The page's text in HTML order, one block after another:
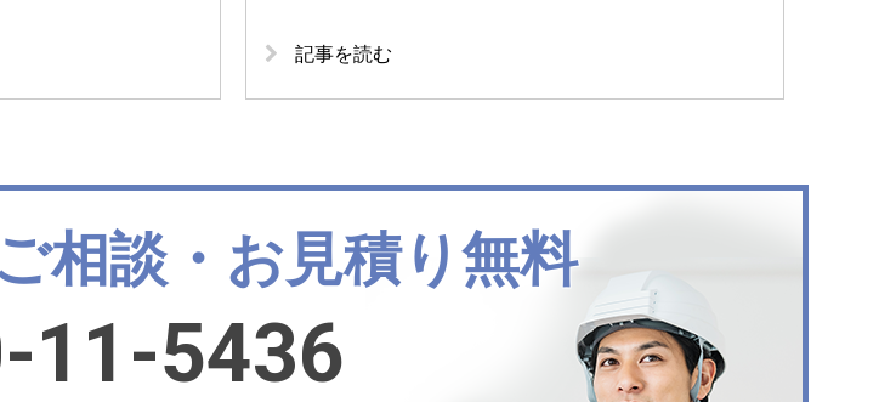
記事を読む
相談・お見積り無料
11-5436